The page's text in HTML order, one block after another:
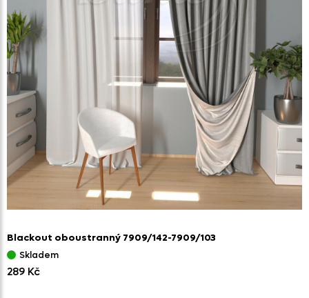
Blackout oboustranný 7909/142-7909/103
Skladem
289 Kč